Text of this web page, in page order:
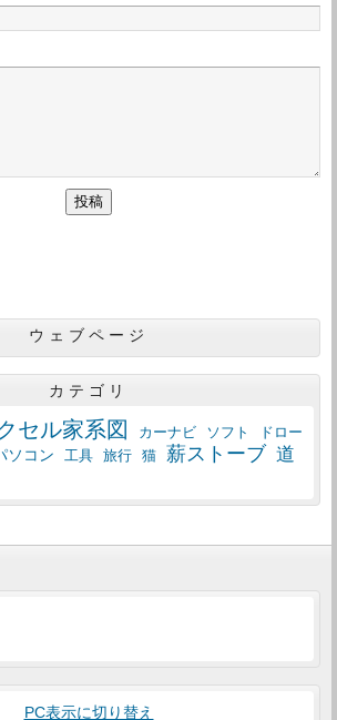
ウェブページ
カテゴリ
セル家系図 カーナビ ソフト
ドロー
ソコン 工具 旅行 猫 薪ストーブ 道
PC表示に切り替え